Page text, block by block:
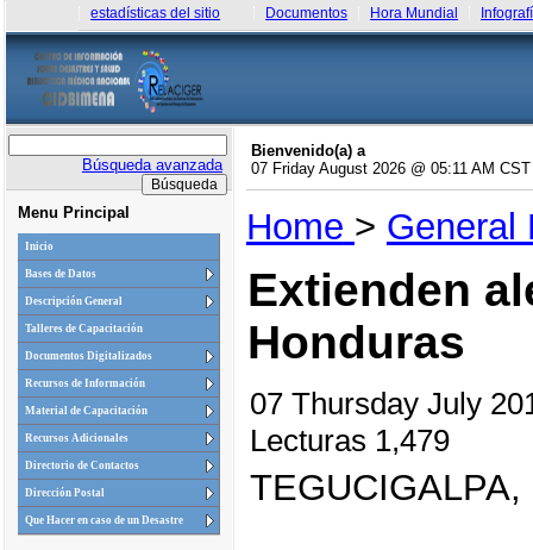
estadísticas del sitio Documentos Hora Mundial
Búsqueda avanzada
Menu Principal
Inicio
Bases de Datos
Descripción General
Talleres de Capacitación
Documentos Digitalizados
Recursos de Información
Material de Capacitación
Recursos Adicionales
Directorio de Contactos
Dirección Postal
Que Hacer en caso de un Desastre
Bienvenido(a) a
07 Friday August 2026 @ 05:11 AM CST
Home > General
Extienden
Honduras
07 Thursday July
Lecturas 1,479